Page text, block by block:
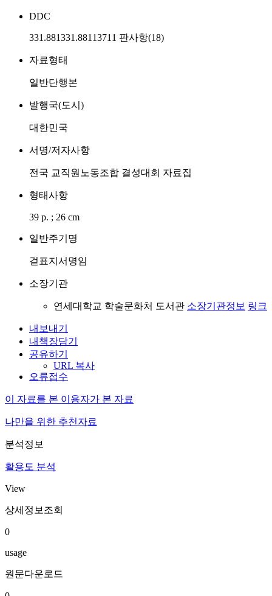
DDC
331.881331.88113711 판사항(18)
자료형태
일반단행본
발행국(도시)
대한민국
서명/저자사항
전국 교직원노동조합 결성대회 자료집
형태사항
39 p. ; 26 cm
일반주기명
겉표지서명임
소장기관
연세대학교 학술문화처 도서관 소장기관정보 링크
내보내기
내책장담기
공유하기
URL 복사
오류접수
이 자료를 본 이용자가 본 자료
나만을 위한 추천자료
분석정보
활용도 분석
View
상세정보조회
0
usage
원문다운로드